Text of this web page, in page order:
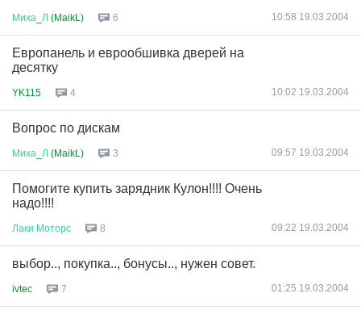
Миха Л (MaikL) 6 10:58 19.03.2004
Европанель и еврообшивка дверей на
десятку
YK115 4 10:02 19.03.2004
Вопрос по дискам
Миха Л (MaikL) 3 09:57 19.03.2004
Помогите купить зарядник Кулон!!!! Очень
надо!!!!
Лаки Моторс 8 09:22 19.03.2004
выбор.., покупка.., бонусы.., нужен совет.
ivtec 7 01:25 19.03.2004